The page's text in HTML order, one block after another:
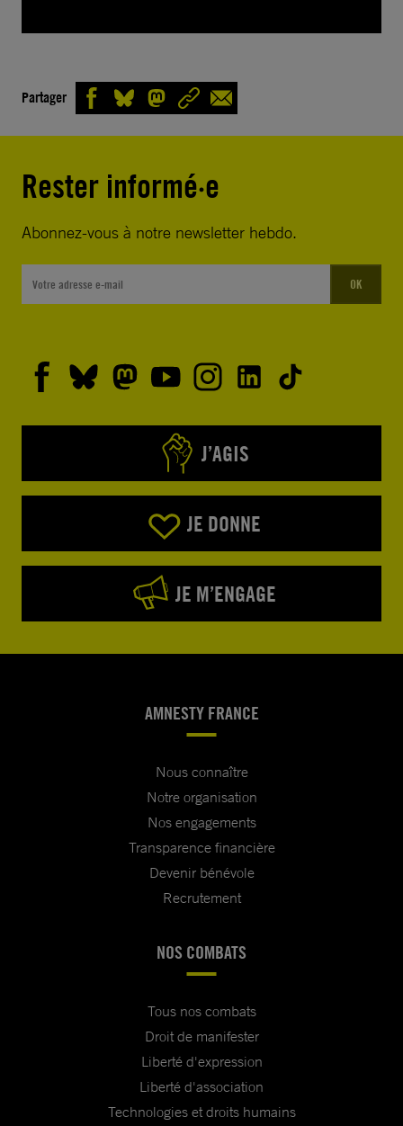
Partager
Rester informé·e
Abonnez-vous à notre newsletter hebdo.
OK
J’AGIS
JE DONNE
JE M’ENGAGE
AMNESTY FRANCE
Nous connaître
Notre organisation
Nos engagements
Transparence financière
Devenir bénévole
Recrutement
NOS COMBATS
Tous nos combats
Droit de manifester
Liberté d'expression
Liberté d'association
Technologies et droits humains